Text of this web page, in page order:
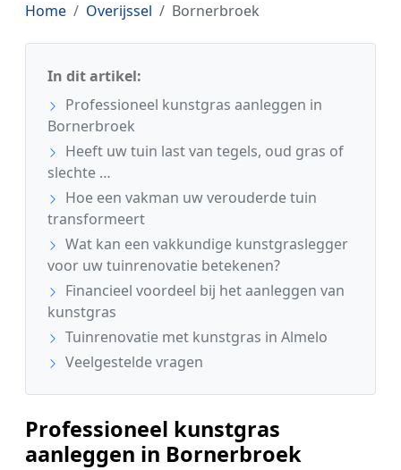
Home Overijssel Bornerbroek
In dit artikel:
Professioneel kunstgras aanleggen in
Bornerbroek
Heeft uw tuin last van tegels, oud gras of
slechte …
Hoe een vakman uw verouderde tuin
transformeert
Wat kan een vakkundige kunstgraslegger
voor uw tuinrenovatie betekenen?
Financieel voordeel bij het aanleggen van
kunstgras
Tuinrenovatie met kunstgras in Almelo
Veelgestelde vragen
Professioneel kunstgras
aanleggen in Bornerbroek